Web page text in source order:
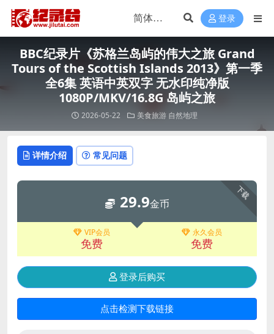
登录
BBC纪录片《苏格兰岛屿的伟大之旅 Grand
Tours of the Scottish Islands 2013》第一季
全6集 英语中英双字 无水印纯净版
1080P/MKV/16.8G 岛屿之旅
2026-05-22 美食旅游 自然地理
详情介绍 常见问题
下载
29.9金币
VIP会员
免费
永久会员
免费
登录后购买
点击检测下载链接